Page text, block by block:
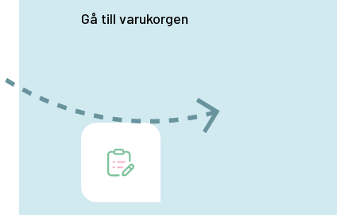
Gå till varukorgen